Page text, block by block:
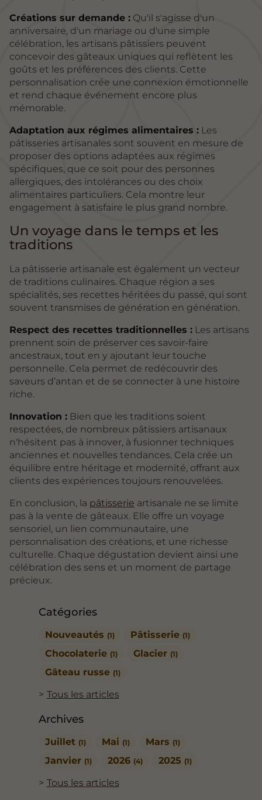
Catégories
Nouveautés (1) Pâtisserie (1)
Chocolaterie (1) Glacier (1)
Gâteau russe (1)
Tous les articles
Archives
Juillet (1) Mai (1) Mars (1)
Janvier (1) 2026 (4) 2025 (1)
Tous les articles
Créations sur demande : Qu'il s'agisse d'un
anniversaire, d'un mariage ou d'une simple
célébration, les artisans pâtissiers peuvent
concevoir des gâteaux uniques qui reflètent les
goûts et les préférences des clients. Cette
personnalisation crée une connexion émotionnelle
et rend chaque événement encore plus
mémorable.
Adaptation aux régimes alimentaires : Les
pâtisseries artisanales sont souvent en mesure de
proposer des options adaptées aux régimes
spécifiques, que ce soit pour des personnes
allergiques, des intolérances ou des choix
alimentaires particuliers. Cela montre leur
engagement à satisfaire le plus grand nombre.
Un voyage dans le temps et les
traditions
La pâtisserie artisanale est également un vecteur
de traditions culinaires. Chaque région a ses
spécialités, ses recettes héritées du passé, qui sont
souvent transmises de génération en génération.
Respect des recettes traditionnelles : Les artisans
prennent soin de préserver ces savoir-faire
ancestraux, tout en y ajoutant leur touche
personnelle. Cela permet de redécouvrir des
saveurs d’antan et de se connecter à une histoire
riche.
Innovation : Bien que les traditions soient
respectées, de nombreux pâtissiers artisanaux
n'hésitent pas à innover, à fusionner techniques
anciennes et nouvelles tendances. Cela crée un
équilibre entre héritage et modernité, offrant aux
clients des expériences toujours renouvelées.
En conclusion, la pâtisserie artisanale ne se limite
pas à la vente de gâteaux. Elle offre un voyage
sensoriel, un lien communautaire, une
personnalisation des créations, et une richesse
culturelle. Chaque dégustation devient ainsi une
célébration des sens et un moment de partage
précieux.